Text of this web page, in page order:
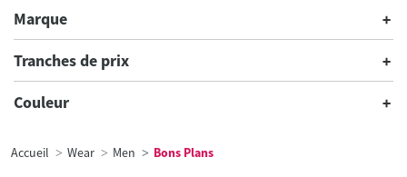
Marque
Tranches de prix
Couleur
Accueil Wear Men Bons Plans